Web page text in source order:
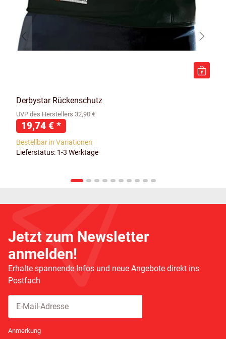
Derbystar Rückenschutz
UVP des Herstellers 32,90 €
19,74 € *
Bestellbar in Variationen
Lieferstatus: 1-3 Werktage
Jetzt zum Newsletter
anmelden!
Erhalte spannende Infos und neue Angebote direkt ins
Postfach
Anmerkung